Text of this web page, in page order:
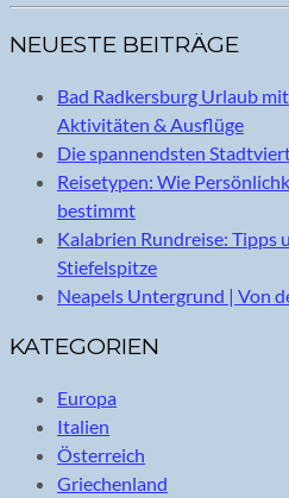
NEUESTE BEITRÄGE
Bad Radkersburg Urlaub
Aktivitäten & Ausflüge
Die spannendsten
Reisetypen: Wie
bestimmt
Kalabrien Rundreise: Tipps
Stiefelspitze
Neapels Untergrund | Von
KATEGORIEN
Europa
Italien
Österreich
Griechenland